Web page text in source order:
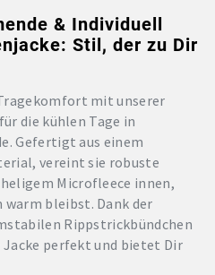
& Individuell
Stil, der zu Dir
mit unserer
die kühlen Tage in
Gefertigt aus einem
vereint sie robuste
Microfleece innen,
bleibst. Dank der
Rippstrickbündchen
perfekt und bietet Dir